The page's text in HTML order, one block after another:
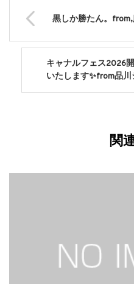
黒しか勝たん。
キャナルフェス2026
いたします✨from品
関